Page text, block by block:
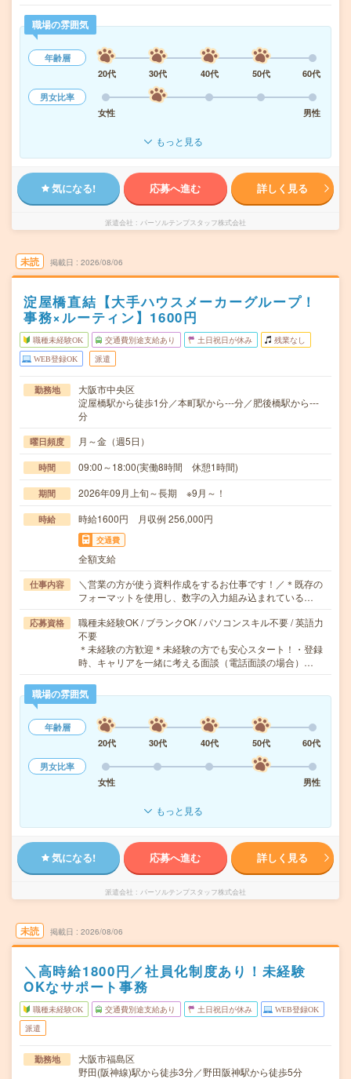
職場の雰囲気
年齢層
20代
30代 40代 50代
60代
男女比率
女性
男性
もっと見る
気になる! 応募へ進む 詳しく見る
派遣会社 パーソルテンプスタッフ株式会社
未読 掲載日 2026/08/06
淀屋橋直結【大手ハウスメーカーグループ！
事務×ルーティン】1600円
職種未経験OK 交通費別途支給あり 土日祝日が休み 残業なし
WEB登録OK 派遣
勤務地
大阪市中央区
淀屋橋駅から徒歩1分／本町駅から---分／肥後橋駅から---
分
曜日頻度 月～金（週5日）
時間 09:00～18:00(実働8時間 休憩1時間)
期間 2026年09月上旬～長期 ※9月～！
時給 時給1600円 月収例 256,000円
交通費
全額支給
仕事内容
＼営業の方が使う資料作成をするお仕事です！／＊既存の
フォーマットを使用し、数字の入力組み込まれている…
応募資格
職種未経験OK / ブランクOK / パソコンスキル不要 / 英語力
不要
＊未経験の方歓迎＊未経験の方でも安心スタート！・登録
時、キャリアを一緒に考える面談（電話面談の場合）…
職場の雰囲気
年齢層
20代
30代 40代 50代
60代
男女比率
女性
男性
もっと見る
気になる! 応募へ進む 詳しく見る
派遣会社 パーソルテンプスタッフ株式会社
未読 掲載日 2026/08/06
＼高時給1800円／社員化制度あり！未経験
OKなサポート事務
職種未経験OK 交通費別途支給あり 土日祝日が休み WEB登録OK
派遣
勤務地
大阪市福島区
野田(阪神線)駅から徒歩3分／野田阪神駅から徒歩5分